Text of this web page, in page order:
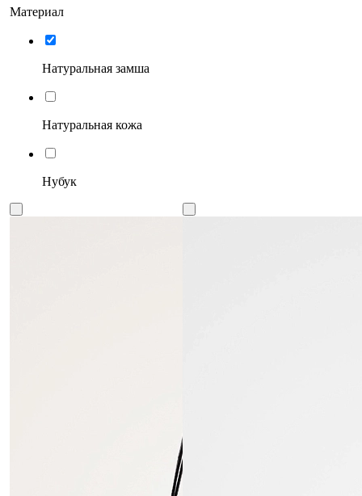
Материал
Натуральная замша
Натуральная кожа
Нубук